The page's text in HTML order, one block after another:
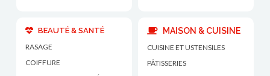
BEAUTÉ & SANTÉ
RASAGE
COIFFURE
MAISON & CUISINE
CUISINE ET USTENSILES
PÂTISSERIES